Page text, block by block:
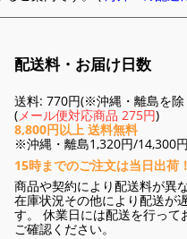
配送料・お届け日数
送料: 770円(※沖縄・離島を除
(メール便対応商品 275円)
8,800円以上 送料無料
※沖縄・離島1,320円/14,300
15時までのご注文は当日出荷！
商品や契約により配送料が異
在庫状況その他により配送が
す。 休業日には配送を行って
ご確認ください。